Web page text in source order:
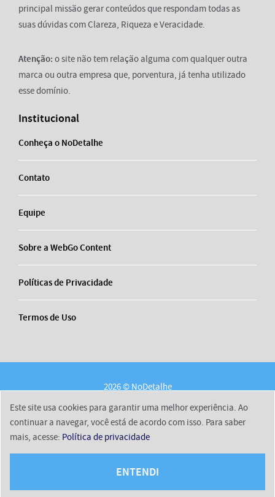
principal missão gerar conteúdos que respondam todas as
suas dúvidas com Clareza, Riqueza e Veracidade.
Atenção: o site não tem relação alguma com qualquer outra
marca ou outra empresa que, porventura, já tenha utilizado
esse domínio.
Institucional
Conheça o NoDetalhe
Contato
Equipe
Sobre a WebGo Content
Políticas de Privacidade
Termos de Uso
2026 © NoDetalhe
Sobre a WebGo Content
Políticas de Privacidade
Termos de Uso
Este site usa cookies para garantir uma melhor experiência. Ao
continuar a navegar, você está de acordo com isso. Para saber
mais, acesse: Política de privacidade
ENTENDI